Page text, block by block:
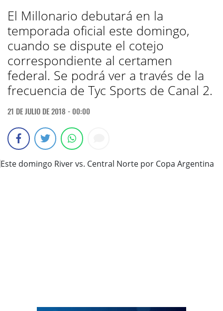
El Millonario debutará en la
temporada oficial este domingo,
cuando se dispute el cotejo
correspondiente al certamen
federal. Se podrá ver a través de la
frecuencia de Tyc Sports de Canal 2.
21 DE JULIO DE 2018 - 00:00